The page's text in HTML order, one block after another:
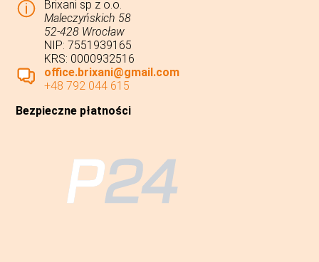
Brixani sp z o.o.
Maleczyńskich 58
52-428 Wrocław
NIP: 7551939165
KRS: 0000932516
office.brixani@gmail.com
+48 792 044 615
Bezpieczne płatności